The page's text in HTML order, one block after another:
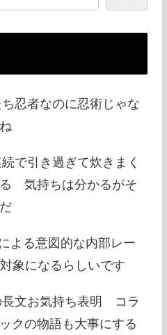
ち忍者なのに忍術じゃな
で引き過ぎて炊きまく
気持ちは分かるがそ
よる意図的な内部レー
象になるらしいです
長文お気持ち表明 コラ
クの物語も大事にする